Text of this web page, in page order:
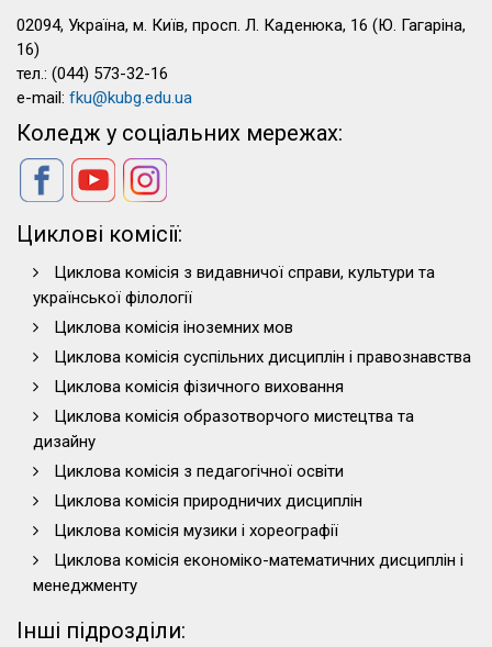
02094, Україна, м. Київ, просп. Л. Каденюка, 16 (Ю. Гагаріна,
16)
тел.: (044) 573-32-16
e-mail: fku@kubg.edu.ua
Коледж у соціальних мережах:
Циклові комісії:
Циклова комісія з видавничої справи, культури та
української філології
Циклова комісія іноземних мов
Циклова комісія суспільних дисциплін і правознавства
Циклова комісія фізичного виховання
Циклова комісія образотворчого мистецтва та
дизайну
Циклова комісія з педагогічної освіти
Циклова комісія природничих дисциплін
Циклова комісія музики і хореографії
Циклова комісія економіко-математичних дисциплін і
менеджменту
Інші підрозділи: